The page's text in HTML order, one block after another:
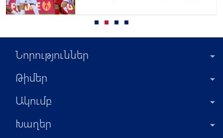
Նորություններ
Թիմեր
Ակումբ
Խաղեր